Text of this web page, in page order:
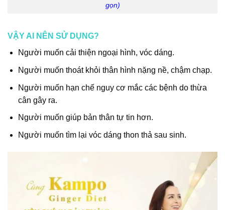
gọn)
VẬY AI NÊN SỬ DỤNG?
Người muốn cải thiện ngoại hình, vóc dáng.
Người muốn thoát khỏi thân hình nặng nề, chậm chạp.
Người muốn hạn chế nguy cơ mắc các bệnh do thừa
cân gây ra.
Người muốn giúp bản thân tự tin hơn.
Người muốn tìm lại vóc dáng thon thả sau sinh.